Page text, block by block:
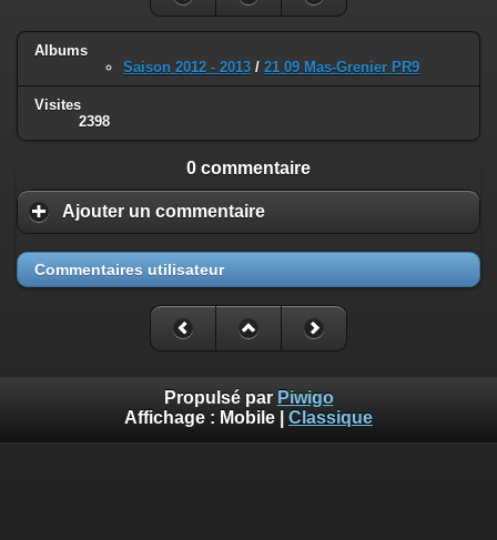
Albums
Saison 2012 - 2013 / 21 09 Mas-Grenier PR9
Visites
2398
0 commentaire
Ajouter un commentaire
Commentaires utilisateur
Propulsé par Piwigo
Affichage : Mobile Classique